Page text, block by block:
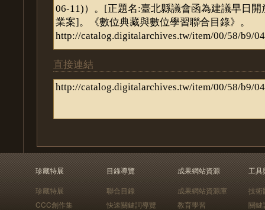
直接連結
珍藏特展
珍藏特展
CCC創作集
目錄導覽
聯合目錄
快速關鍵詞導覽
成果網站資源
成果網站資源庫
教育學習
工具
技術
關鍵